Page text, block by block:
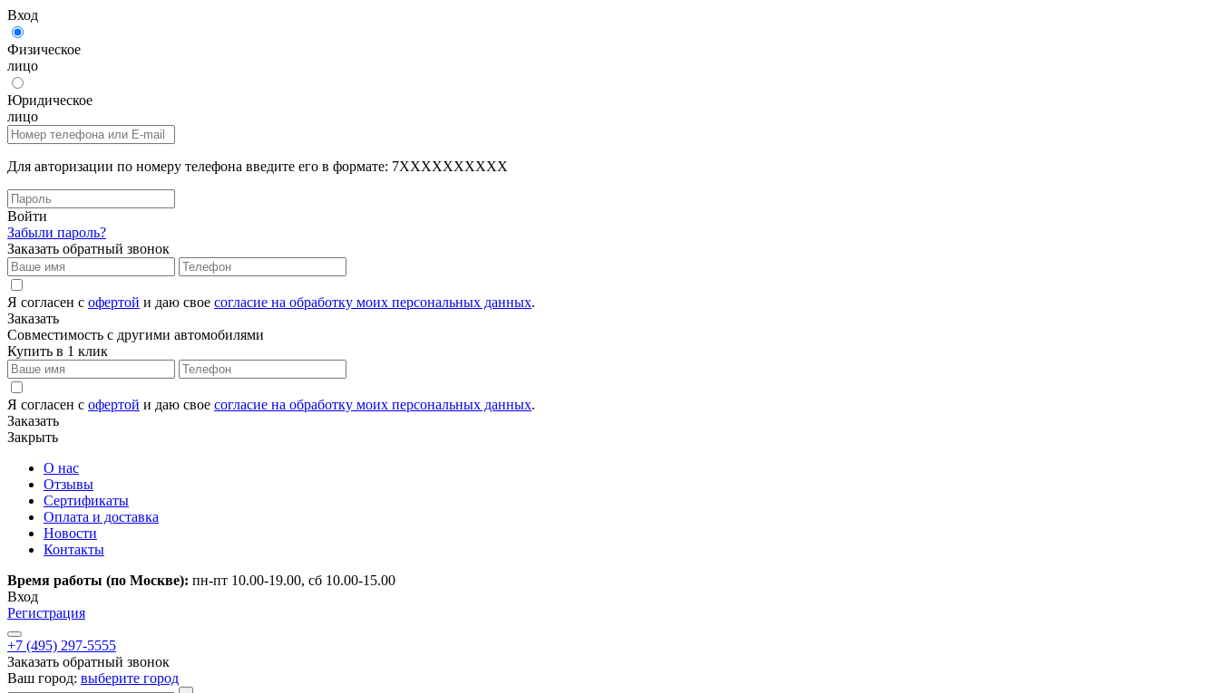
Вход
Физическое
лицо
Юридическое
лицо
Для авторизации по номеру телефона введите его в формате: 7XXXXXXXXXX
Войти
Забыли пароль?
Заказать обратный звонок
Я согласен с офертой и даю свое согласие на обработку моих персональных данных.
Заказать
Совместимость с другими автомобилями
Купить в 1 клик
Я согласен с офертой и даю свое согласие на обработку моих персональных данных.
Заказать
Закрыть
О нас
Отзывы
Сертификаты
Оплата и доставка
Новости
Контакты
Время работы (по Москве): пн-пт 10.00-19.00, сб 10.00-15.00
Вход
Регистрация
+7 (495) 297-5555
Заказать обратный звонок
Ваш город: выберите город